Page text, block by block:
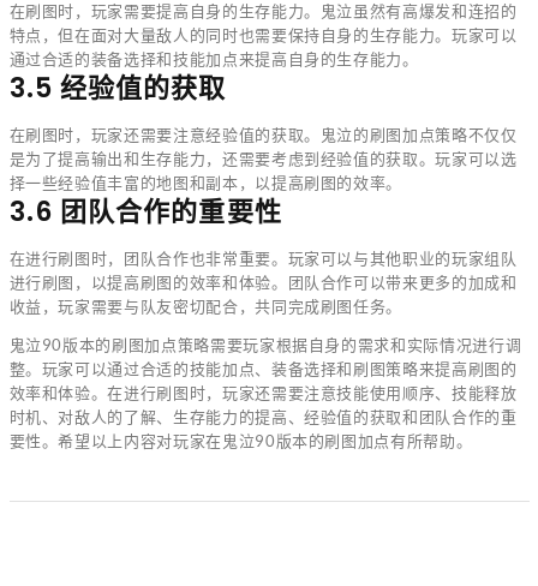
在刷图时，玩家需要提高自身的生存能力。鬼泣虽然有高爆发和连招的
特点，但在面对大量敌人的同时也需要保持自身的生存能力。玩家可以
通过合适的装备选择和技能加点来提高自身的生存能力。
3.5 经验值的获取
在刷图时，玩家还需要注意经验值的获取。鬼泣的刷图加点策略不仅仅
是为了提高输出和生存能力，还需要考虑到经验值的获取。玩家可以选
择一些经验值丰富的地图和副本，以提高刷图的效率。
3.6 团队合作的重要性
在进行刷图时，团队合作也非常重要。玩家可以与其他职业的玩家组队
进行刷图，以提高刷图的效率和体验。团队合作可以带来更多的加成和
收益，玩家需要与队友密切配合，共同完成刷图任务。
鬼泣90版本的刷图加点策略需要玩家根据自身的需求和实际情况进行调
整。玩家可以通过合适的技能加点、装备选择和刷图策略来提高刷图的
效率和体验。在进行刷图时，玩家还需要注意技能使用顺序、技能释放
时机、对敌人的了解、生存能力的提高、经验值的获取和团队合作的重
要性。希望以上内容对玩家在鬼泣90版本的刷图加点有所帮助。